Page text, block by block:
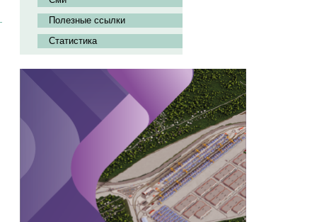
Полезные ссылки
Статистика